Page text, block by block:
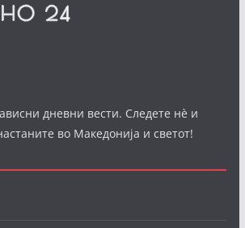
дневни вести. Следете нè и
во Македонија и светот!